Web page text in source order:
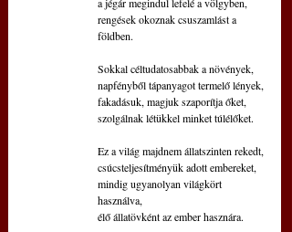
rengések okoznak csuszamlást a
földben.
Sokkal céltudatosabbak a növények,
napfényből tápanyagot termelő lények,
fakadásuk, magjuk szaporítja őket,
szolgálnak létükkel minket túlélőket.
Ez a világ majdnem állatszinten rekedt,
csúcsteljesítményük adott embereket,
mindig ugyanolyan világkört
használva,
élő állatövként az ember hasznára.